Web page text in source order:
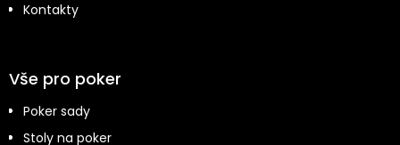
Kontakty
Vše pro poker
Poker sady
Stoly na poker